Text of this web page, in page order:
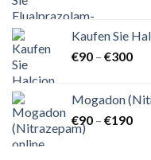
Kaufen Sie
€90 – €300
Mogadon
€90 – €190